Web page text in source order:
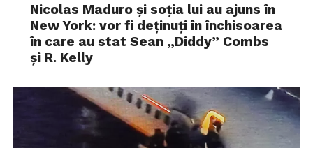
Nicolas Maduro și soția lui au ajuns în
New York: vor fi deținuți în închisoarea
în care au stat Sean „Diddy” Combs
și R. Kelly